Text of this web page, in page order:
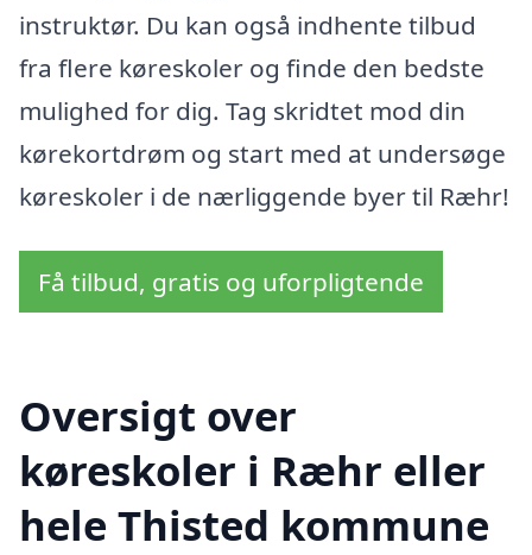
instruktør. Du kan også indhente tilbud
fra flere køreskoler og finde den bedste
mulighed for dig. Tag skridtet mod din
kørekortdrøm og start med at undersøge
køreskoler i de nærliggende byer til Ræhr!
Få tilbud, gratis og uforpligtende
Oversigt over
køreskoler i Ræhr eller
hele Thisted kommune